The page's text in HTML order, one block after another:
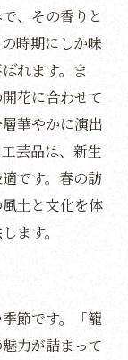
ログギフト
物
フト
タログギ
り物
、その香りと
時期にしか味
れます。ま
花に合わせて
華やかに演出
芸品は、新生
です。春の訪
土と文化を体
ます。
節です。「籠
力が詰まって